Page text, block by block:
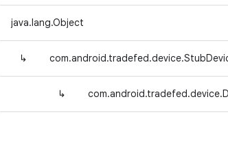
java.lang.Object
↳
↳